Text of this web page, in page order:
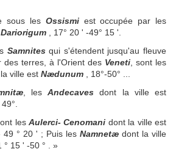
sous les Ossismiest occupée par les
Dariorigum , 17° 20 ' -49° 15 '.
Samnitesqui s'étendent jusqu'au fleuve
terres, à l'Orient des Veneti , sont les
ville est Nædunum , 18°-50° ...
, lesAndecaves dont la ville est
lesAulerci- Cenomani dont la ville est
49 ° 20 ' ; Puis les Namnetæ dont la ville
° 15 ' -50 ° . »